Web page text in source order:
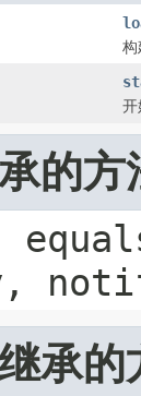
构
开
承的
承的